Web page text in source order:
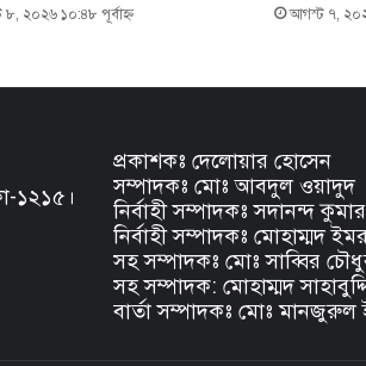
২০২৬ ১০:৪৮ পূর্বাহ্ণ আগস্ট ৭,
১২১৫।
প্রকাশকঃ দেলোয়ার হোসেন
সম্পাদকঃ মোঃ আবদুল ওয়াদুদ
নির্বাহী সম্পাদকঃ সদানন্দ
নির্বাহী সম্পাদকঃ মোহাম্মদ
সহ সম্পাদকঃ মোঃ সাব্বির
সহ সম্পাদক: মোহাম্মদ
বার্তা সম্পাদকঃ মোঃ